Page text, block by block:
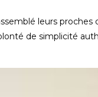
leurs
de simplicité